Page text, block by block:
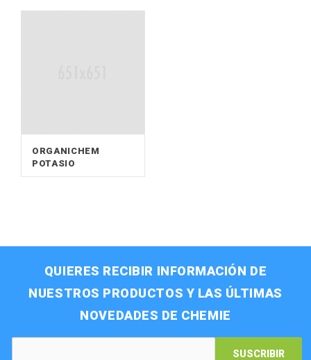
ORGANICHEM
POTASIO
QUIERES RECIBIR INFORMACIÓN DE
NUESTROS PRODUCTOS Y LAS ÚLTIMAS
NOVEDADES DE CHEMIE
SUSCRIBIR